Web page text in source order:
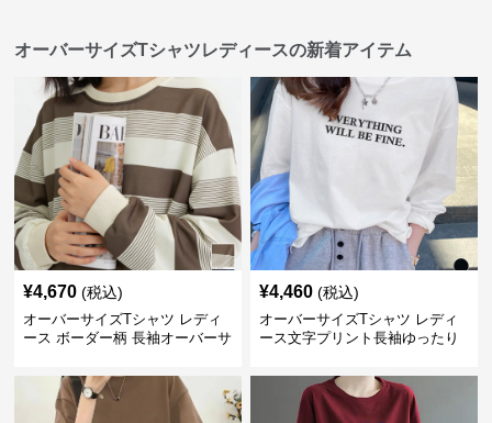
オーバーサイズTシャツレディースの新着アイテム
¥4,670 (税込)
オーバーサイズTシャツ レディ
ース ボーダー柄 長袖オーバーサ
¥4,460 (税込)
オーバーサイズTシャツ レディ
ース文字プリント長袖ゆったり